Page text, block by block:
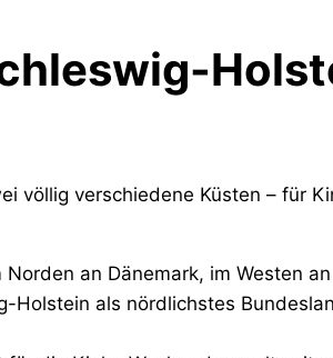
völlig verschiedene Küsten – für
an Dänemark, im Westen
Holstein als nördlichstes